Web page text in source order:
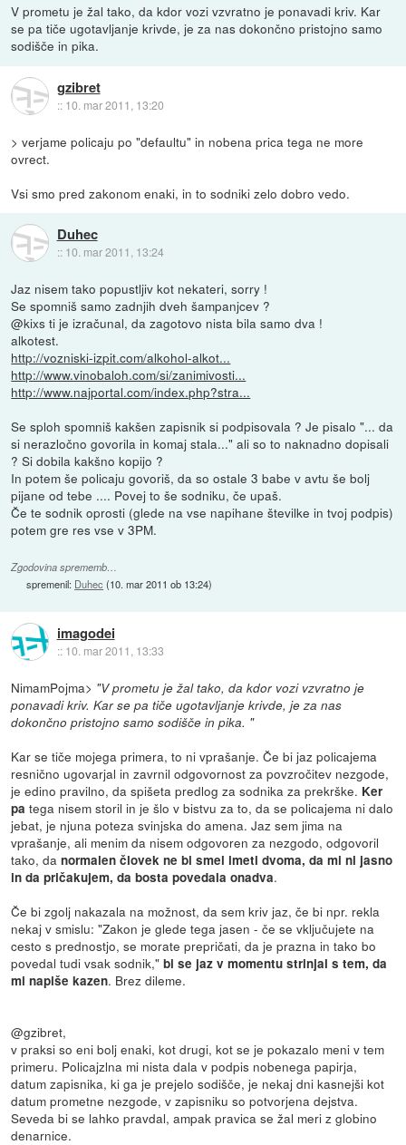
V prometu je žal tako, da kdor vozi vzvratno je ponavadi kriv. Kar
se pa tiče ugotavljanje krivde, je za nas dokončno pristojno samo
sodišče in pika.
gzibret
:: 10. mar 2011, 13:20
> verjame policaju po "defaultu" in nobena prica tega ne more
ovrect.
Vsi smo pred zakonom enaki, in to sodniki zelo dobro vedo.
Duhec
:: 10. mar 2011, 13:24
Jaz nisem tako popustljiv kot nekateri, sorry !
Se spomniš samo zadnjih dveh šampanjcev ?
@kixs ti je izračunal, da zagotovo nista bila samo dva !
alkotest.
http://vozniski-izpit.com/alkohol-alkot...
http://www.vinobaloh.com/si/zanimivosti...
http://www.najportal.com/index.php?stra...
Se sploh spomniš kakšen zapisnik si podpisovala ? Je pisalo "... da
si nerazločno govorila in komaj stala..." ali so to naknadno dopisali
? Si dobila kakšno kopijo ?
In potem še policaju govoriš, da so ostale 3 babe v avtu še bolj
pijane od tebe .... Povej to še sodniku, če upaš.
Če te sodnik oprosti (glede na vse napihane številke in tvoj podpis)
potem gre res vse v 3PM.
Zgodovina sprememb…
spremenil: Duhec (10. mar 2011 ob 13:24)
imagodei
:: 10. mar 2011, 13:33
NimamPojma> "V prometu je žal tako, da kdor vozi vzvratno je
ponavadi kriv. Kar se pa tiče ugotavljanje krivde, je za nas
dokončno pristojno samo sodišče in pika. "
Kar se tiče mojega primera, to ni vprašanje. Če bi jaz policajema
resnično ugovarjal in zavrnil odgovornost za povzročitev nezgode,
je edino pravilno, da spišeta predlog za sodnika za prekrške. Ker
pa tega nisem storil in je šlo v bistvu za to, da se policajema ni dalo
jebat, je njuna poteza svinjska do amena. Jaz sem jima na
vprašanje, ali menim da nisem odgovoren za nezgodo, odgovoril
tako, danormalen človek ne bi smel imeti dvoma, da mi ni jasno
in da pričakujem, da bosta povedala onadva.
Če bi zgolj nakazala na možnost, da sem kriv jaz, če bi npr. rekla
nekaj v smislu: "Zakon je glede tega jasen - če se vključujete na
cesto s prednostjo, se morate prepričati, da je prazna in tako bo
povedal tudi vsak sodnik,"bi se jaz v momentu strinjal s tem, da
mi napiše kazen. Brez dileme.
@gzibret,
v praksi so eni bolj enaki, kot drugi, kot se je pokazalo meni v tem
primeru. Policajzlna mi nista dala v podpis nobenega papirja,
datum zapisnika, ki ga je prejelo sodišče, je nekaj dni kasnejši kot
datum prometne nezgode, v zapisniku so potvorjena dejstva.
Seveda bi se lahko pravdal, ampak pravica se žal meri z globino
denarnice.